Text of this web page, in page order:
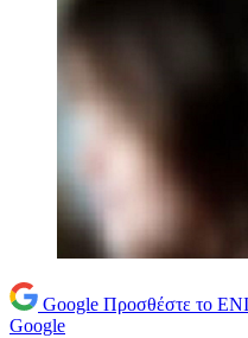
Google Προσθέστε το
Google